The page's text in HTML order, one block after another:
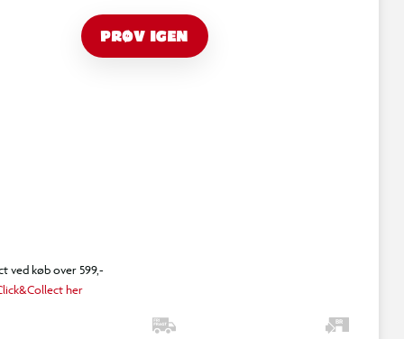
PRØV IGEN
ved køb over 599,-
her